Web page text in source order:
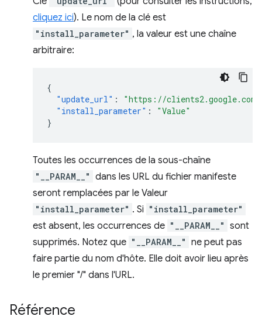
cliquez ici). Le nom de la clé est
"install_parameter" , la valeur est une chaîne
arbitraire:
{
"update_url" :
"https://
"install_parameter" :
"Value"
}
Toutes les occurrences de la sous-chaîne
"__PARAM__" dans les URL du fichier manifeste
seront remplacées par le Valeur
"install_parameter" . Si "install_parameter"
est absent, les occurrences de "__PARAM__" sont
supprimés. Notez que "__PARAM__" ne peut pas
faire partie du nom d'hôte. Elle doit avoir lieu après
le premier "/" dans l'URL.
Référence